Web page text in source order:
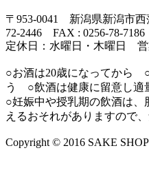
〒953-0041 新潟県新潟市
72-2446 FAX : 0256-78-7186
定休日：水曜日・木曜日 営
○お酒は20歳になってから
う ○飲酒は健康に留意し適
○妊娠中や授乳期の飲酒は
えるおそれがありますので
Copyright © 2016 SAKE